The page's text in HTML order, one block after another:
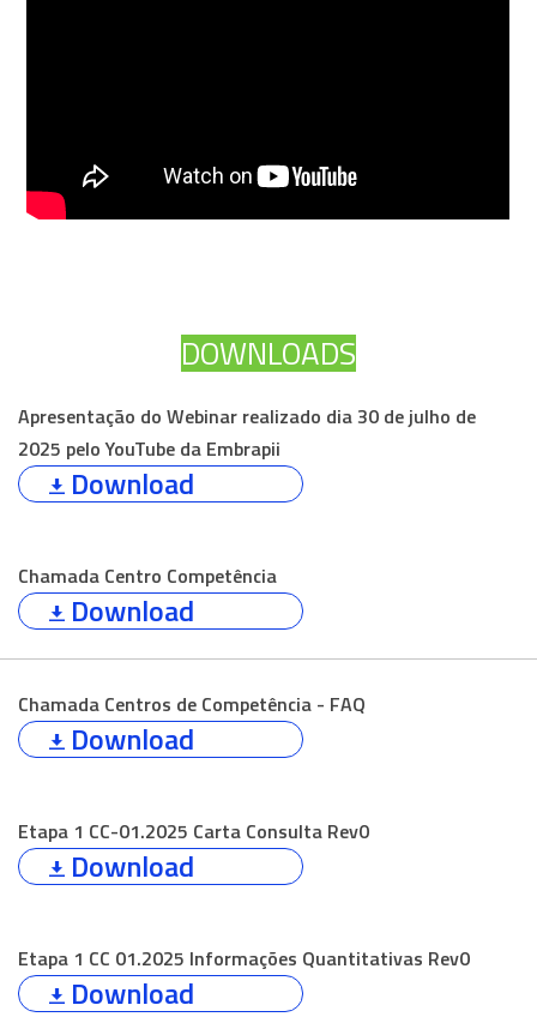
DOWNLOADS
Apresentação do Webinar realizado dia 30 de julho de
2025 pelo YouTube da Embrapii
Download
Chamada Centro Competência
Download
Chamada Centros de Competência - FAQ
Download
Etapa 1 CC-01.2025 Carta Consulta Rev0
Download
Etapa 1 CC 01.2025 Informações Quantitativas Rev0
Download